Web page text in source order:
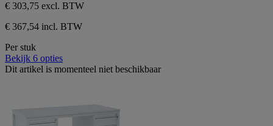
€ 303,75 excl. BTW
€ 367,54 incl. BTW
Per stuk
Bekijk 6 opties
Dit artikel is momenteel niet beschikbaar